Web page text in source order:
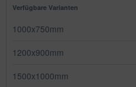
Verfügbare Varianten
1000x750mm
1200x900mm
1500x1000mm